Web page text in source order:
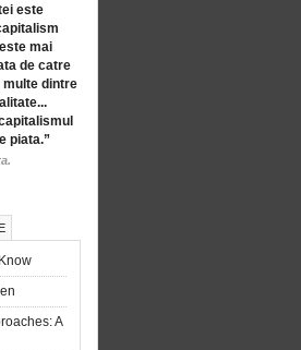
este
mai
de catre
dintre
piata.”
A